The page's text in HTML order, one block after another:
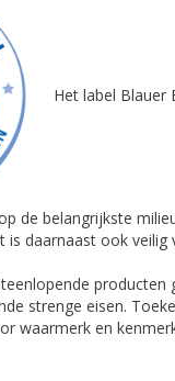
Het label Blauer
de belangrijkste
is daarnaast ook veilig
producten
strenge eisen.
waarmerk en